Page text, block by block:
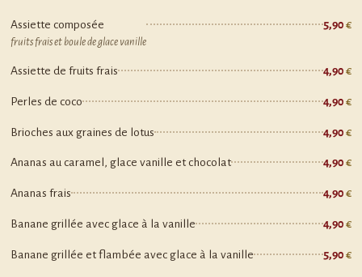
Assiette composée
fruits frais et boule de glace vanille
5,90
Assiette de fruits frais 4,90
Perles de coco 4,90
Brioches aux graines de lotus 4,90
Ananas au caramel, glace vanille et chocolat 4,90
Ananas frais 4,90
Banane grillée avec glace à la vanille 4,90
Banane grillée et flambée avec glace à la vanille 5,90